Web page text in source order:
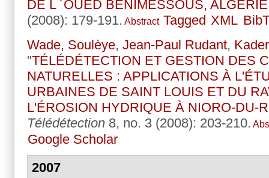
DE L ´OUED BENIMESSOUS, ALGÉRIE
(2008): 179-191. Abstract Tagged XML
Wade, Soulèye, Jean-Paul Rudant,
"TÉLÉDÉTECTION ET GESTION DES
NATURELLES : APPLICATIONS À
URBAINES DE SAINT LOUIS ET DU
L'ÉROSION HYDRIQUE À NIORO-DU-
Télédétection 8, no. 3 (2008): 203-210.
Google Scholar
2007